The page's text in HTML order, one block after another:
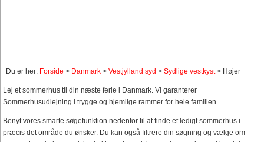
Du er her: Forside > Danmark > Vestjylland syd > Sydlige vestkyst> Højer
Lej et sommerhus til din næste ferie i Danmark. Vi garanterer
Sommerhusudlejning i trygge og hjemlige rammer for hele familien.
Benyt vores smarte søgefunktion nedenfor til at finde et ledigt sommerhus i
præcis det område du ønsker. Du kan også filtrere din søgning og vælge om